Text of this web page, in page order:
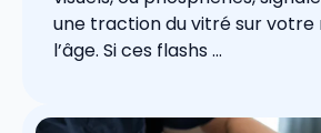
une traction du vitré sur votre
l’âge. Si ces flashs ...